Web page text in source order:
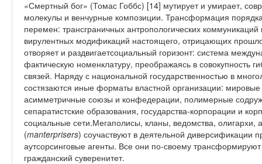
«Смертный бог» (Томас Гоббс) [14] мутирует и умирает,
молекулы и венчурные композиции. Трансформация
перемен: трансграничных антропологических
вирулентных модификаций настоящего, отрицающих
отворяет и раздвигаетсоциальный горизонт: система
фактическую номенклатуру, преображаясь в совокупность
связей. Наряду с национальной государственностью в
состязаются иные форматы властной организации:
асимметричные союзы и конфедерации, полимерные
сепаратистские образования, государства-корпорации и
социальные сети.Мегаполисы, кланы, ведомства,
(manterprisers) соучаствуют в деятельной диверсификации
аутсорсинговые агенты. Все они по-своему
гражданский суверенитет.